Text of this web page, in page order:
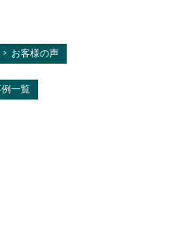
お客様の声
一覧